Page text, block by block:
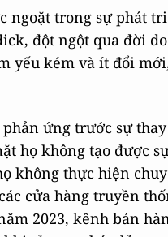
ngoặt trong sự phát
đột ngột qua đời
yếu kém và ít đổi
ứng trước sự
họ không tạo được
không thực hiện
cửa hàng truyền
2023, kênh bán